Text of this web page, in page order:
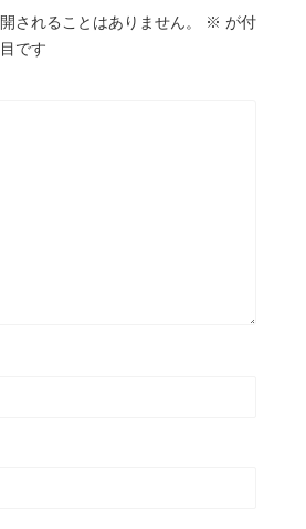
されることはありません。 ※ が付
です